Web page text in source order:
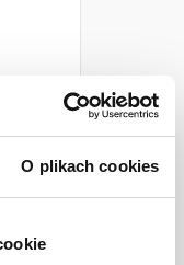
O plikach cookies